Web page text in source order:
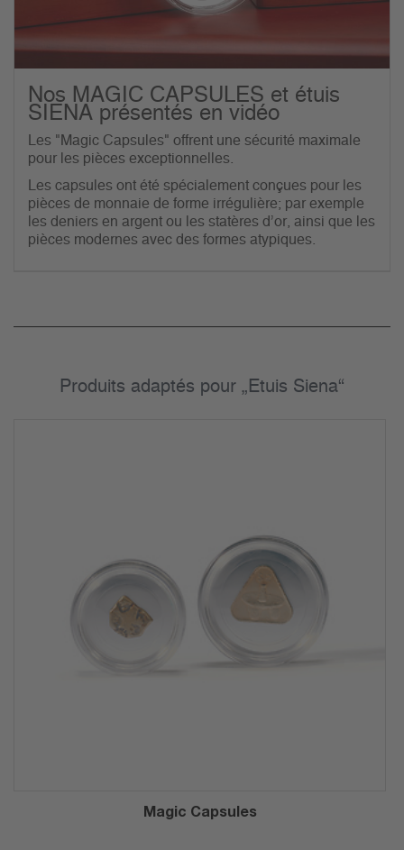
Nos MAGIC CAPSULES et étuis
SIENA présentés en vidéo
Les "Magic Capsules" offrent une sécurité maximale
pour les pièces exceptionnelles.
Les capsules ont été spécialement conçues pour les
pièces de monnaie de forme irrégulière; par exemple
les deniers en argent ou les statères d’or, ainsi que les
pièces modernes avec des formes atypiques.
Produits adaptés pour „Etuis Siena“
Magic Capsules